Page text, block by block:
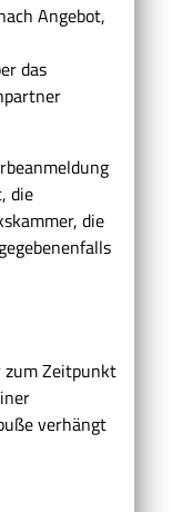
Angebot,
das
die
die
zum Zeitpunkt
verhängt